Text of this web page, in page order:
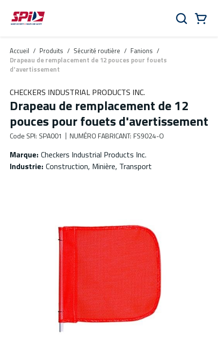
Aller au contenu principal
Skip to menu
Skip to footer
Rechercher
Accueil / Produits / Sécurité routière / Fanions /
Drapeau de remplacement de 12 pouces pour fouets
d'avertissement
CHECKERS INDUSTRIAL PRODUCTS INC.
Drapeau de remplacement de 12
pouces pour fouets d'avertissement
Code SPI: SPA001 NUMÉRO FABRICANT: FS9024-O
Marque: Checkers Industrial Products Inc.
Industrie: Construction, Minière, Transport